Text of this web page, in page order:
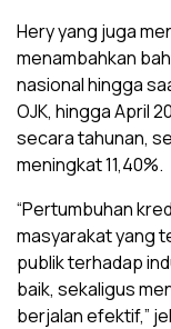
Hery yang juga
menambahkan
nasional hingga
OJK, hingga April
secara tahunan,
meningkat 11,40%.
“Pertumbuhan
masyarakat yang
publik terhadap
baik, sekaligus
berjalan efektif,”